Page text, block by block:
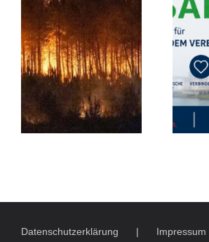
Datenschutzerklärung Impressum